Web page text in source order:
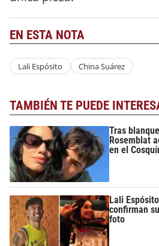
EN ESTA NOTA
Lali Espósito China Suárez
TAMBIÉN TE PUEDE
Tras
Rosemblat
en el
Lali
confirman
foto